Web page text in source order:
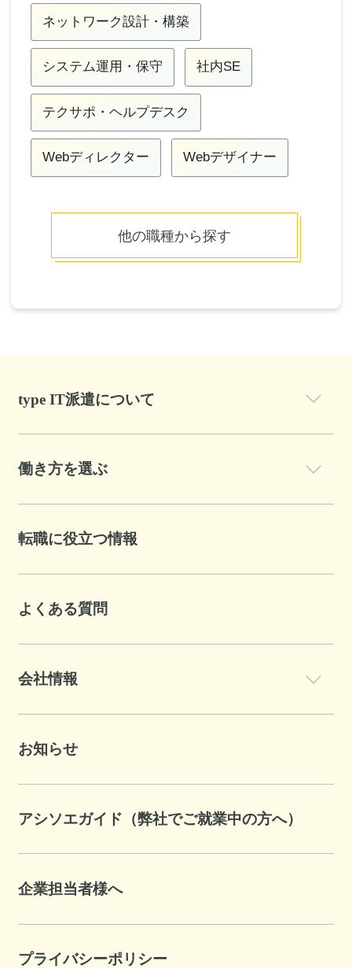
ネットワーク設計・構築
システム運用・保守 社内SE
テクサポ・ヘルプデスク
Webディレクター Webデザイナー
他の職種から探す
type IT派遣について
働き方を選ぶ
転職に役立つ情報
よくある質問
会社情報
お知らせ
アシソエガイド（弊社でご就業中の方へ）
企業担当者様へ
プライバシーポリシー